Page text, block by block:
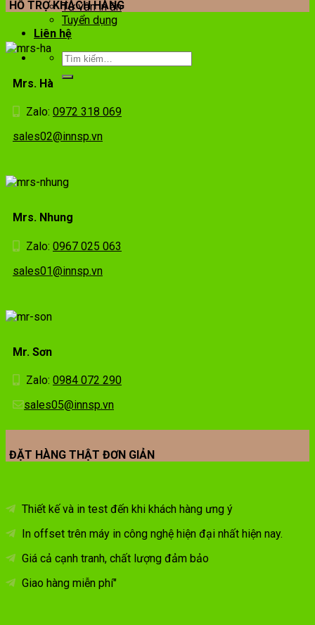
Tư vấn in ấn
Tuyển dụng
Liên hệ
HỖ TRỢ KHÁCH HÀNG
Mrs. Hà
Zalo: 0972 318 069
sales02@innsp.vn
Mrs. Nhung
Zalo: 0967 025 063
sales01@innsp.vn
Mr. Sơn
Zalo: 0984 072 290
sales05@innsp.vn
ĐẶT HÀNG THẬT ĐƠN GIẢN
Thiết kế và in test đến khi khách hàng ưng ý
In offset trên máy in công nghệ hiện đại nhất hiện nay.
Giá cả cạnh tranh, chất lượng đảm bảo
Giao hàng miễn phí"